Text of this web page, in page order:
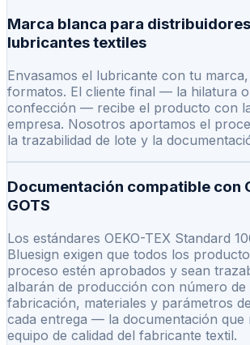
Marca blanca para
lubricantes textiles
Envasamos el lubricante con tu
formatos. El cliente final — la hilatura
confección — recibe el producto con
empresa. Nosotros aportamos el
la trazabilidad de lote y la
Documentación compatible con
GOTS
Los estándares OEKO-TEX Standard
Bluesign exigen que todos los
proceso estén aprobados y sean
albarán de producción con número de
fabricación, materiales y parámetros
cada entrega — la documentación que
equipo de calidad del fabricante textil.